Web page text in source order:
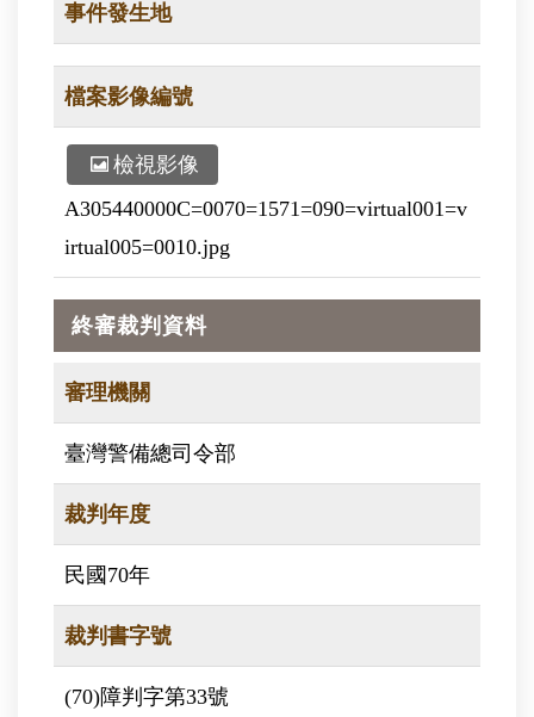
事件發生地
檔案影像編號
檢視影像
A305440000C=0070=1571=090=virtual001=v
irtual005=0010.jpg
終審裁判資料
審理機關
臺灣警備總司令部
裁判年度
民國70年
裁判書字號
(70)障判字第33號